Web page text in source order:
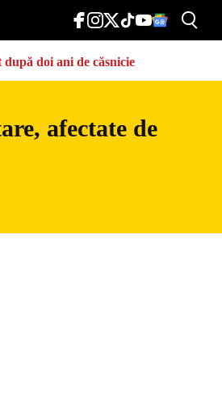
doi ani de căsnicie
afectate de